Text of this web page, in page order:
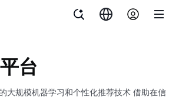
台
大规模机器学习和个性化推荐技术 借助在信